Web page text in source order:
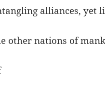
alliances, yet
other nations of